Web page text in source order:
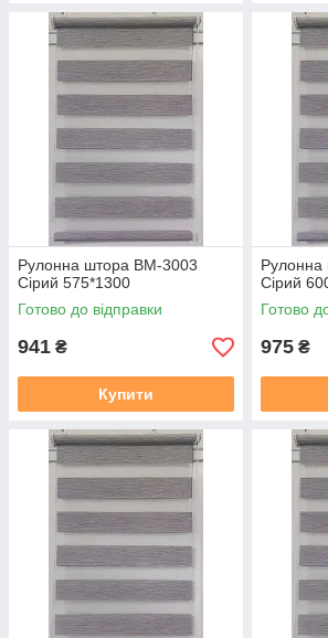
Рулонна штора ВМ-3003
Сірий 575*1300
Готово до відправки
941 ₴
Купити
Сірий
Готово
975 ₴